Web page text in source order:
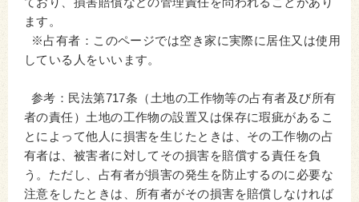
ており、損害賠償などの管理責任を問われることがあり
ます。
※占有者：このページでは空き家に実際に居住又は使用
している人をいいます。
参考：民法第717条（土地の工作物等の占有者及び所有
者の責任）土地の工作物の設置又は保存に瑕疵があるこ
とによって他人に損害を生じたときは、その工作物の占
有者は、被害者に対してその損害を賠償する責任を負
う。ただし、占有者が損害の発生を防止するのに必要な
注意をしたときは、所有者がその損害を賠償しなければ